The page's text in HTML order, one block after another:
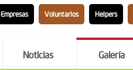
Empresas Voluntarios Helpers
Noticias Galería